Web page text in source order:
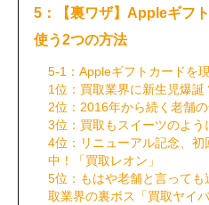
5：【裏ワザ】Appleギフ
使う2つの方法
5-1：Appleギフトカードを
1位：買取業界に新生児爆誕
2位：2016年から続く老舗の
3位：買取もスイーツのよう
4位：リニューアル記念、
中！「買取レオン」
5位：もはや老舗と言って
取業界の裏ボス「買取ヤイバ